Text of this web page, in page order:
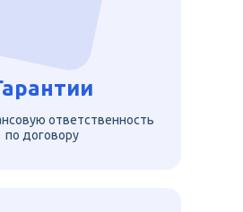
ответственность
по договору